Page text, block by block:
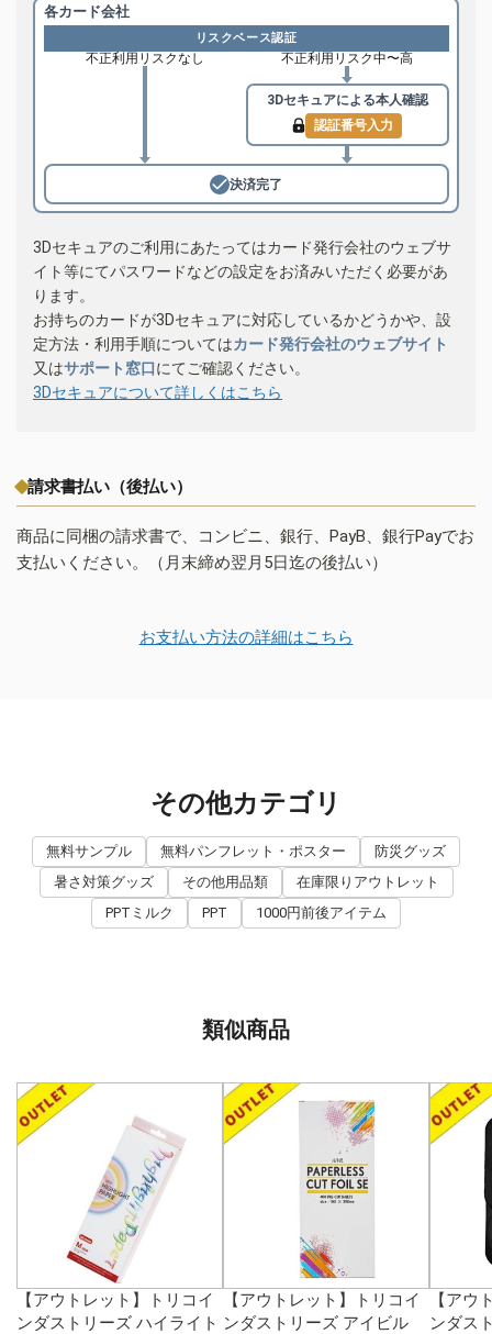
各カード会社
リスクベース認証
不正利用リスクなし 不正利用リスク中〜高
3Dセキュアによる本人確認
認証番号入力
決済完了
3Dセキュアのご利用にあたってはカード発行会社のウェブサ
イト等にてパスワードなどの設定をお済みいただく必要があ
ります。
お持ちのカードが3Dセキュアに対応しているかどうかや、設
定方法・利用手順についてはカード発行会社のウェブサイト
又はサポート窓口にてご確認ください。
3Dセキュアについて詳しくはこちら
請求書払い（後払い）
商品に同梱の請求書で、コンビニ、銀行、PayB、銀行Payでお
支払いください。（月末締め翌月5日迄の後払い）
お支払い方法の詳細はこちら
その他カテゴリ
無料サンプル 無料パンフレット・ポスター
防災グッズ
暑さ対策グッズ
その他用品類
在庫限りアウトレット
PPTミルク
PPT 1000円前後アイテム
類似商品
【アウトレット】トリコイ
ンダストリーズ ハイライト
【アウトレット】トリコイ
ンダストリーズ アイビル
【アウ
ンダス